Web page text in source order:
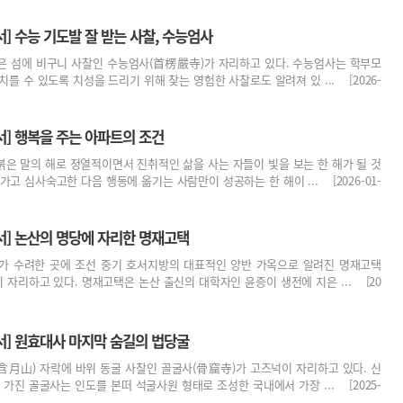
수능 기도발 잘 받는 사찰, 수능엄사
섬에 비구니 사찰인 수능엄사(首楞嚴寺)가 자리하고 있다. 수능엄사는 학부모
를 수 있도록 치성을 드리기 위해 찾는 영험한 사찰로도 알려져 있 ... [2026-
행복을 주는 아파트의 조건
말의 해로 정열적이면서 진취적인 삶을 사는 자들이 빛을 보는 한 해가 될 것
고 심사숙고한 다음 행동에 옮기는 사람만이 성공하는 한 해이 ... [2026-01-
논산의 명당에 자리한 명재고택
수려한 곳에 조선 중기 호서지방의 대표적인 양반 가옥으로 알려진 명재고택
자리하고 있다. 명재고택은 논산 출신의 대학자인 윤증이 생전에 지은 ... [20
원효대사 마지막 숨길의 법당굴
月山) 자락에 바위 동굴 사찰인 골굴사(骨窟寺)가 고즈넉이 자리하고 있다. 신
가진 골굴사는 인도를 본떠 석굴사원 형태로 조성한 국내에서 가장 ... [2025-